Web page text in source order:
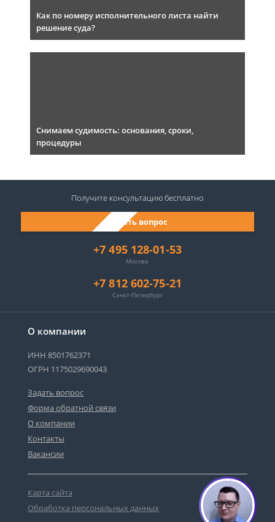
Как по номеру исполнительного листа найти
решение суда?
Снимаем судимость: основания, сроки,
процедуры
О компании
ИНН 8501762371
ОГРН 1175029690043
Задать вопрос
Форма обратной связи
О компании
Контакты
Вакансии
Карта сайта
Обработка персональных данных
+7 495 128-01-53
Москва
+7 812 602-75-21
Санкт-Петербург
Задать вопрос
Получите консультациюбесплатно